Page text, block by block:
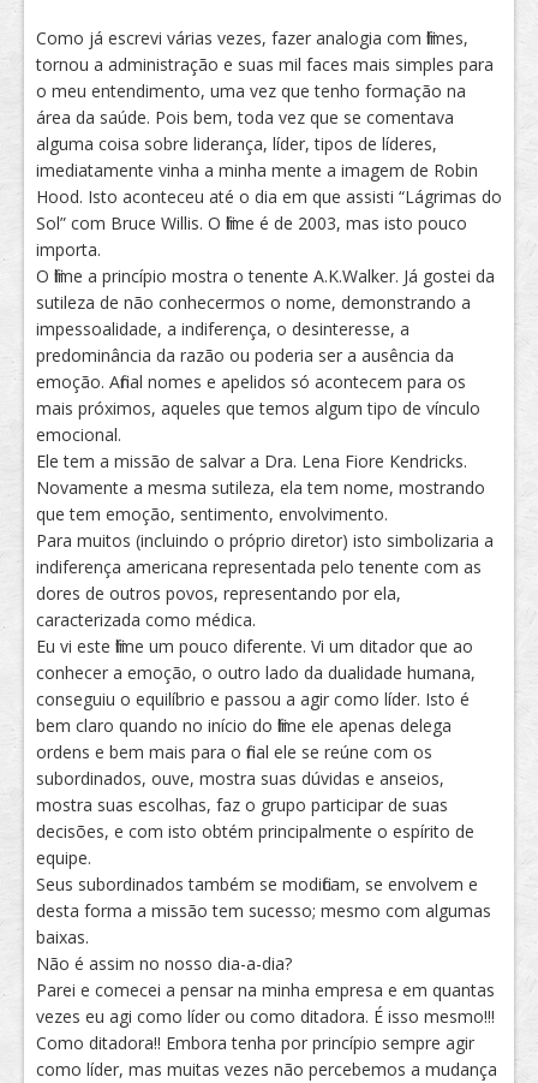
Como já escrevi várias vezes, fazer analogia com filmes,
tornou a administração e suas mil faces mais simples para
o meu entendimento, uma vez que tenho formação na
área da saúde. Pois bem, toda vez que se comentava
alguma coisa sobre liderança, líder, tipos de líderes,
imediatamente vinha a minha mente a imagem de Robin
Hood. Isto aconteceu até o dia em que assisti “Lágrimas do
Sol” com Bruce Willis. O filme é de 2003, mas isto pouco
importa.
O filme a princípio mostra o tenente A.K.Walker. Já gostei da
sutileza de não conhecermos o nome, demonstrando a
impessoalidade, a indiferença, o desinteresse, a
predominância da razão ou poderia ser a ausência da
emoção. Afinal nomes e apelidos só acontecem para os
mais próximos, aqueles que temos algum tipo de vínculo
emocional.
Ele tem a missão de salvar a Dra. Lena Fiore Kendricks.
Novamente a mesma sutileza, ela tem nome, mostrando
que tem emoção, sentimento, envolvimento.
Para muitos (incluindo o próprio diretor) isto simbolizaria a
indiferença americana representada pelo tenente com as
dores de outros povos, representando por ela,
caracterizada como médica.
Eu vi este filme um pouco diferente. Vi um ditador que ao
conhecer a emoção, o outro lado da dualidade humana,
conseguiu o equilíbrio e passou a agir como líder. Isto é
bem claro quando no início do filme ele apenas delega
ordens e bem mais para o final ele se reúne com os
subordinados, ouve, mostra suas dúvidas e anseios,
mostra suas escolhas, faz o grupo participar de suas
decisões, e com isto obtém principalmente o espírito de
equipe.
Seus subordinados também se modificam, se envolvem e
desta forma a missão tem sucesso; mesmo com algumas
baixas.
Não é assim no nosso dia-a-dia?
Parei e comecei a pensar na minha empresa e em quantas
vezes eu agi como líder ou como ditadora. É isso mesmo!!!
Como ditadora!! Embora tenha por princípio sempre agir
como líder, mas muitas vezes não percebemos a mudança